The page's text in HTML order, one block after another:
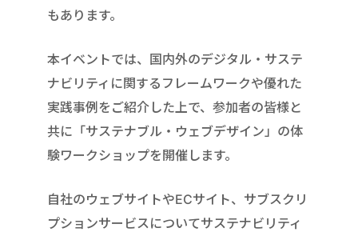
もあります。
本イベントでは、国内外のデジタル・サステ
ナビリティに関するフレームワークや優れた
実践事例をご紹介した上で、参加者の皆様と
共に「サステナブル・ウェブデザイン」の体
験ワークショップを開催します。
自社のウェブサイトやECサイト、サブスクリ
プションサービスについてサステナビリティ